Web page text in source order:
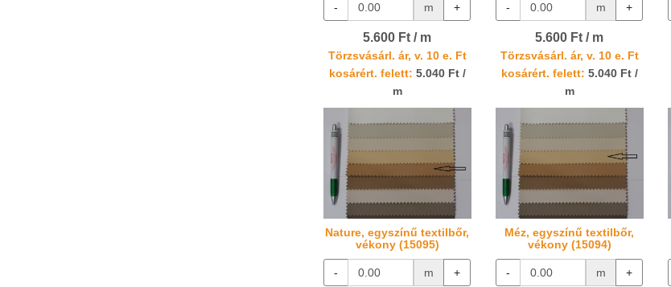
- m +
5.600 Ft / m
Törzsvásárl. ár, v. 10 e. Ft
kosárért. felett: 5.040 Ft /
m
- m +
5.600 Ft / m
Törzsvásárl. ár, v. 10 e. Ft
kosárért. felett: 5.040 Ft /
m
Nature, egyszínű textilbőr,
vékony (15095)
- m +
Méz, egyszínű textilbőr,
vékony (15094)
- m +